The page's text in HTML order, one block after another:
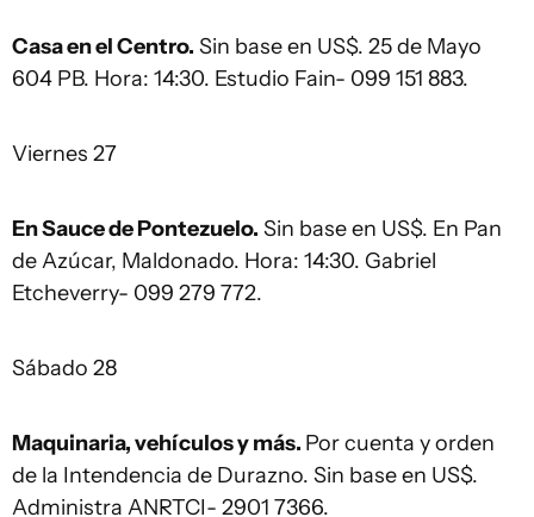
Casa en el Centro. Sin base en US$. 25 de Mayo
604 PB. Hora: 14:30. Estudio Fain- 099 151 883.
Viernes 27
En Sauce de Pontezuelo. Sin base en US$. En Pan
de Azúcar, Maldonado. Hora: 14:30. Gabriel
Etcheverry- 099 279 772.
Sábado 28
Maquinaria, vehículos y más. Por cuenta y orden
de la Intendencia de Durazno. Sin base en US$.
Administra ANRTCI- 2901 7366.